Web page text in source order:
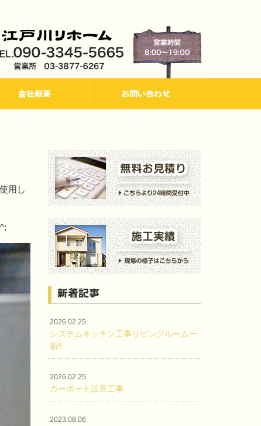
会社概要 お問い合わせ
用し
新着記事
2026.02.25
システムキッチン工事リビングルーム一
新‼
2026.02.25
カーポート設置工事
2023.08.06